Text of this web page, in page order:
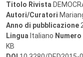
Titolo Rivista
Autori/Curatori
Anno di pubblicazione
Lingua Italiano
KB